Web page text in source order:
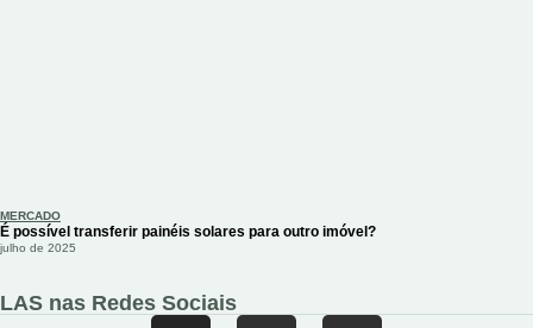
MERCADO
É possível transferir painéis solares para outro imóvel?
julho de 2025
LAS nas Redes Sociais